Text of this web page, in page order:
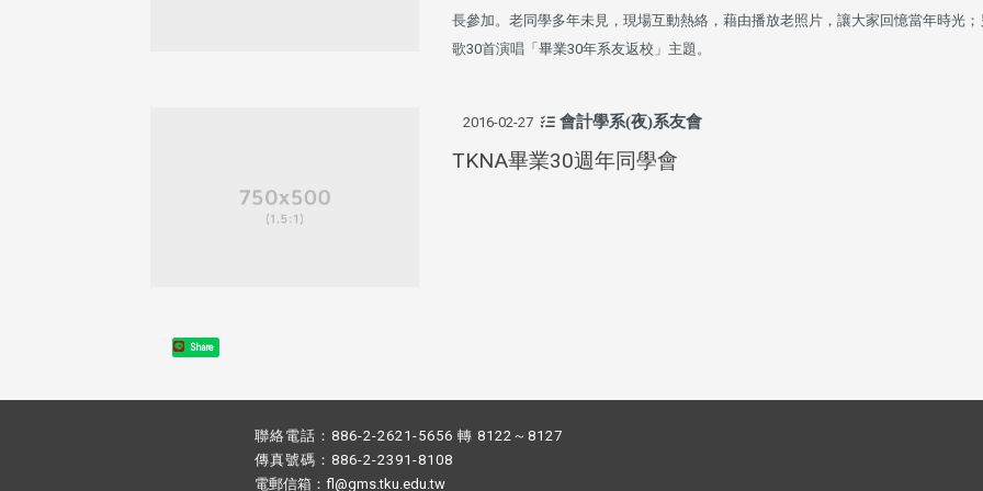
長參加。老同學多年未見，現場互動熱絡，藉由播放老照片，讓大家回憶當年時光；
歌30首演唱「畢業30年系友返校」主題。
2016-02-27 會計學系(夜)系友會
TKNA畢業30週年同學會
Share
聯絡電話：886-2-2621-5656 轉 8122～8127
傳真號碼：886-2-2391-8108
電郵信箱：fl@gms.tku.edu.tw